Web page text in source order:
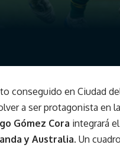
conseguido en Ciudad
a ser protagonista en
Gómez Cora integrará el
y Australia. Un